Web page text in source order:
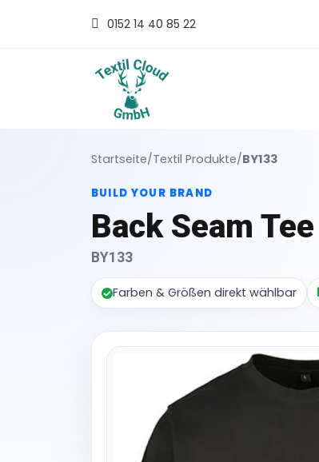
0152 14 40 85 22
Startseite/Textil Produkte/BY133
BUILD YOUR BRAND
Back Seam Tee
BY133
Farben & Größen direkt wählbar